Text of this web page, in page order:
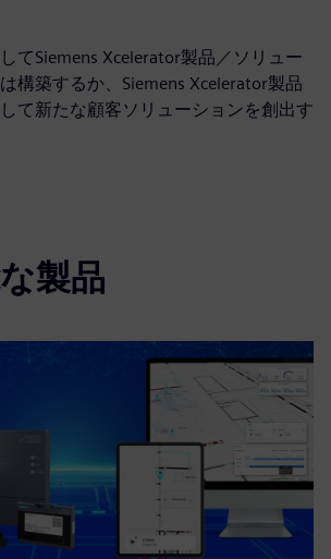
てSiemens Xcelerator製品／ソリュー
構築するか、Siemens Xcelerator製品
て新たな顧客ソリューションを創出す
製品